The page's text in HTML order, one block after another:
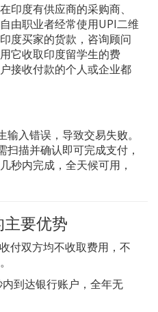
印度有供应商的采购商、
由职业者经常使用UPI二维
度买家的货款，咨询顾问
它收取印度留学生的费
接收付款的个人或企业都
入错误，导致交易失败。
描并确认即可完成支付，
秒内完成，全天候可用，
主要优势
付双方均不收取费用，不
到达银行账户，全年无